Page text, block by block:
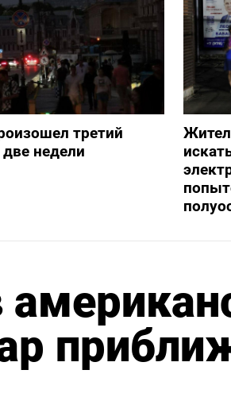
третий
две недели